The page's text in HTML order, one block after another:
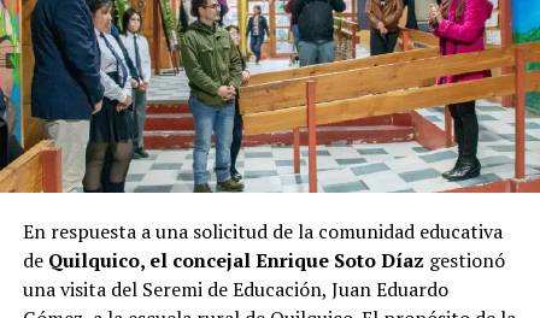
candidatos en la recta final hacia las urnas.
En respuesta a una solicitud de la comunidad educativa
de Quilquico, el concejal Enrique Soto Díaz gestionó
una visita del Seremi de Educación, Juan Eduardo